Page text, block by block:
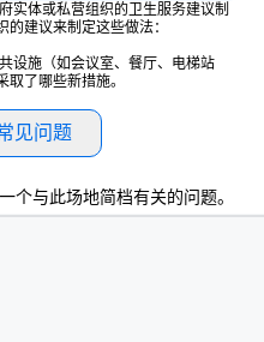
体或私营组织的卫生服务建议制
建议来制定这些做法：
设施（如会议室、餐厅、电梯站
了哪些新措施。
见问题
个与此场地简档有关的问题。